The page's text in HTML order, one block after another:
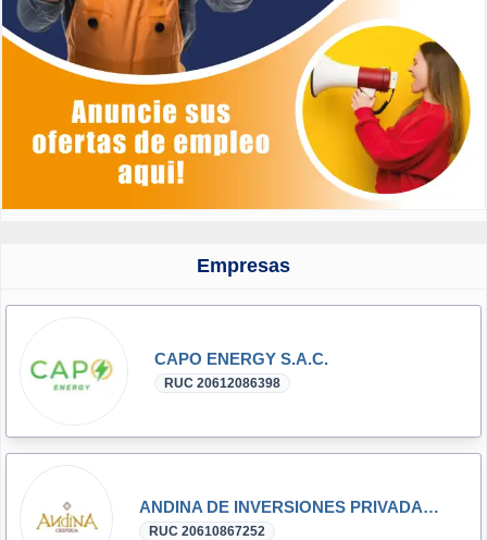
Empresas
CAPO ENERGY S.A.C.
RUC 20612086398
ANDINA DE INVERSIONES PRIVADAS E.I.R.L.
RUC 20610867252